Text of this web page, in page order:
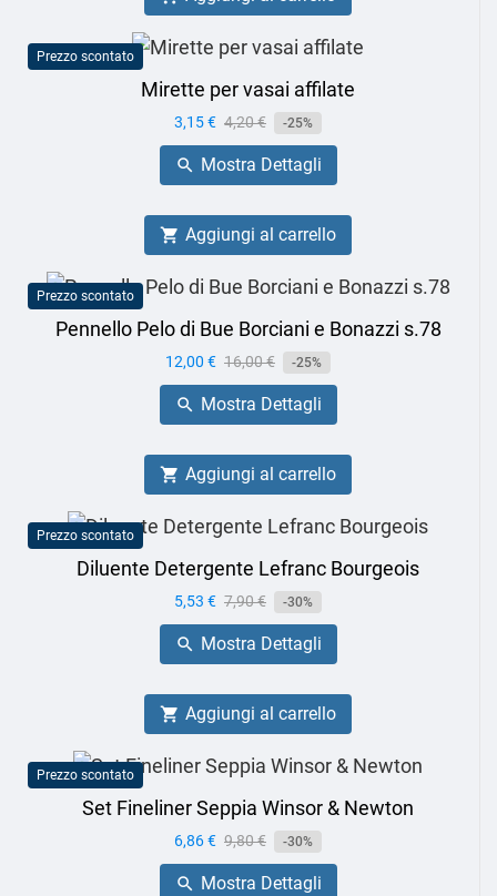
Prezzo scontato
Mirette per vasai affilate
Prezzo
3,15 € Prezzo
base
4,20 € -25%
 Mostra Dettagli
 Aggiungi al carrello
Prezzo scontato
Pennello Pelo di Bue Borciani e Bonazzi s.78
Prezzo
12,00 € Prezzo
base
16,00 € -25%
 Mostra Dettagli
 Aggiungi al carrello
Prezzo scontato
Diluente Detergente Lefranc Bourgeois
Prezzo
5,53 € Prezzo
base
7,90 € -30%
 Mostra Dettagli
 Aggiungi al carrello
Prezzo scontato
Set Fineliner Seppia Winsor & Newton
Prezzo
6,86 € Prezzo
base
9,80 € -30%
 Mostra Dettagli